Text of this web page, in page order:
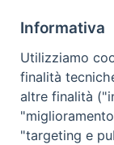
Diocesi
Informativa
Utilizziamo
finalità
altre finalità
"targeting e